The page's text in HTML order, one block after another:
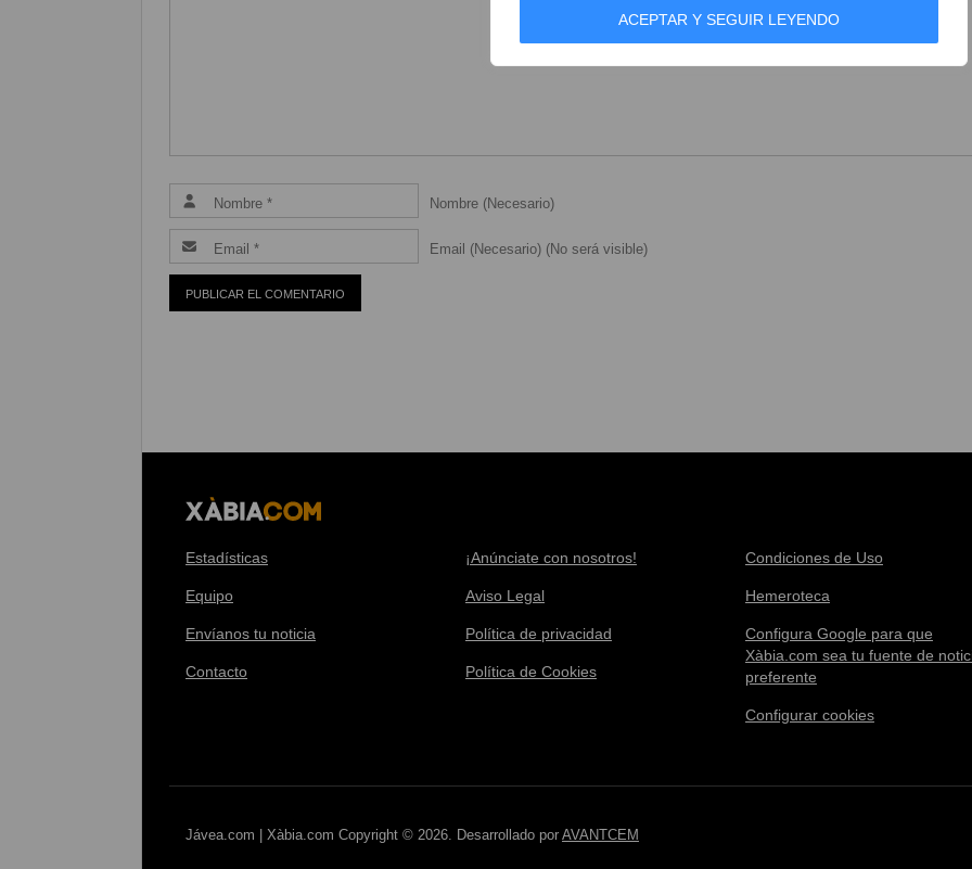
ACEPTAR Y SEGUIR LEYENDO
Nombre (Necesario)
Email (Necesario) (No será visible)
Estadísticas
Equipo
Envíanos tu noticia
Contacto
¡Anúnciate con nosotros!
Aviso Legal
Política de privacidad
Política de Cookies
Condiciones de Uso
Hemeroteca
Configura Google para que
Xàbia.com sea tu fuente de
preferente
Configurar cookies
Jávea.com | Xàbia.com Copyright © 2026. Desarrollado por AVANTCEM